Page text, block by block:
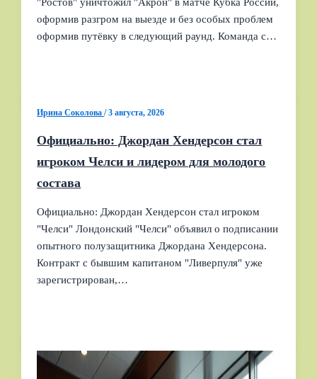
оформив разгром на выезде и без особых проблем
оформив путёвку в следующий раунд. Команда с…
Ирина Соколова/3 августа, 2026
Официально: Джордан Хендерсон стал
игроком Челси и лидером для молодого
состава
Официально: Джордан Хендерсон стал игроком
"Челси" Лондонский "Челси" объявил о подписании
опытного полузащитника Джордана Хендерсона.
Контракт с бывшим капитаном "Ливерпуля" уже
зарегистрирован,…